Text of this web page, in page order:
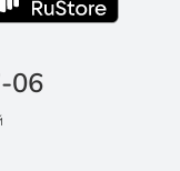
06